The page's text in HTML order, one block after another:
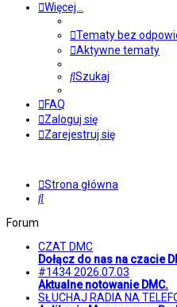
Więcej…
Tematy bez
Aktywne tematy
Szukaj
FAQ
Zaloguj się
Zarejestruj się
Strona główna
Szukaj
Forum
CZAT DMC
Dołącz do nas na czacie
#1434 2026.07.03
Aktualne notowanie DMC.
SŁUCHAJ RADIA NA